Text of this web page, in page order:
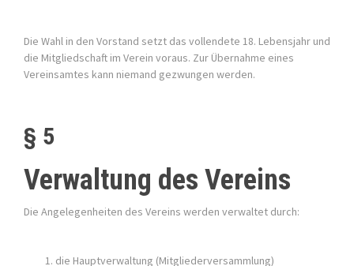
Die Wahl in den Vorstand setzt das vollendete 18. Lebensjahr und
die Mitgliedschaft im Verein voraus. Zur Übernahme eines
Vereinsamtes kann niemand gezwungen werden.
§ 5
Verwaltung des Vereins
Die Angelegenheiten des Vereins werden verwaltet durch:
die Hauptverwaltung (Mitgliederversammlung)